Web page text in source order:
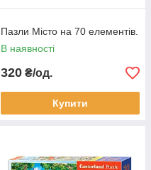
Пазли Місто на 70 елементів.
В наявності
320 ₴/од.
Купити